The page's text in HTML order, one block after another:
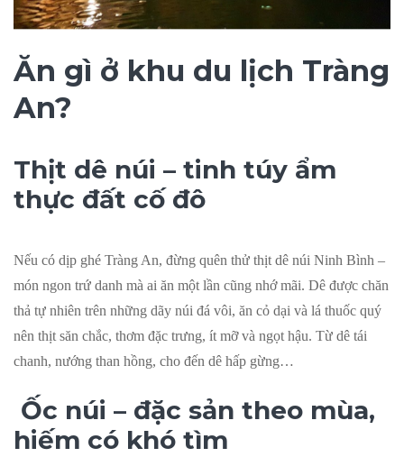
Ăn gì ở khu du lịch Tràng
An?
Thịt dê núi – tinh túy ẩm
thực đất cố đô
Nếu có dịp ghé Tràng An, đừng quên thử thịt dê núi Ninh Bình –
món ngon trứ danh mà ai ăn một lần cũng nhớ mãi. Dê được chăn
thả tự nhiên trên những dãy núi đá vôi, ăn cỏ dại và lá thuốc quý
nên thịt săn chắc, thơm đặc trưng, ít mỡ và ngọt hậu. Từ dê tái
chanh, nướng than hồng, cho đến dê hấp gừng…
Ốc núi – đặc sản theo mùa,
hiếm có khó tìm